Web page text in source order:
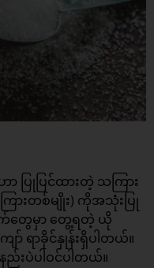
ာ ပြုပြင်ထားတဲ့ သကြား
ြားတစ်မျိုး) ကိုအသုံးပြု
က်တွေမှာ တွေ့ရတဲ့ ယို
ော် ရာခိုင်နှုန်းရှိပါတယ်။
းပဲပါဝင်ပါတယ်။